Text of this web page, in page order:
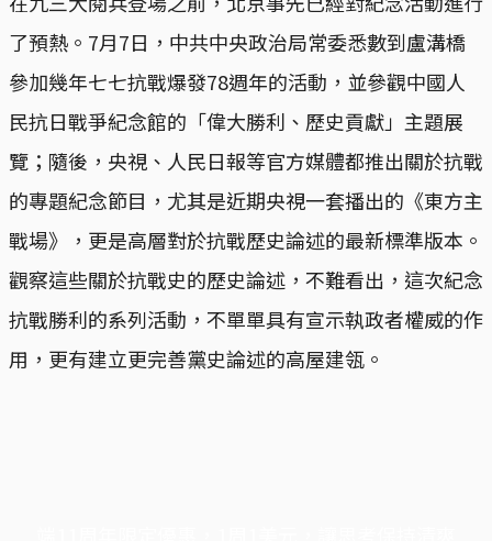
了預熱。7月7日，中共中央政治局常委悉數到盧溝橋
參加幾年七七抗戰爆發78週年的活動，並參觀中國人
民抗日戰爭紀念館的「偉大勝利、歷史貢獻」主題展
覽；隨後，央視、人民日報等官方媒體都推出關於抗戰
的專題紀念節目，尤其是近期央視一套播出的《東方主
戰場》，更是高層對於抗戰歷史論述的最新標準版本。
觀察這些關於抗戰史的歷史論述，不難看出，這次紀念
抗戰勝利的系列活動，不單單具有宣示執政者權威的作
用，更有建立更完善黨史論述的高屋建瓴。